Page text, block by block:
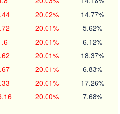
20.02% 14.77%
20.01% 5.62%
20.01% 6.12%
20.01% 18.37%
20.01% 6.83%
20.01% 17.26%
20.00% 7.68%